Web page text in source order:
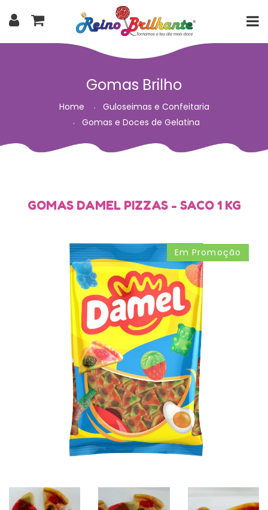
Gomas Brilho
Home
Guloseimas e Confeitaria
Gomas e Doces de Gelatina
GOMAS DAMEL PIZZAS - SACO 1 KG
Em Promoção